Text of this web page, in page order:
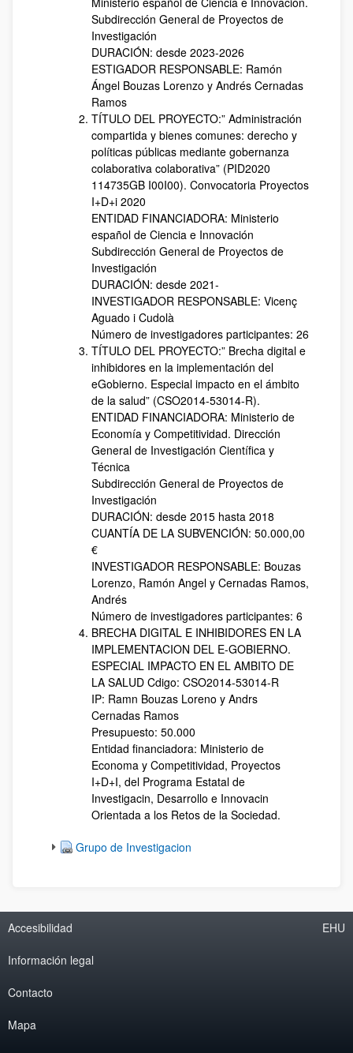
Subdirección General de Proyectos de
Investigación
DURACIÓN: desde 2023-2026
ESTIGADOR RESPONSABLE: Ramón
Ángel Bouzas Lorenzo y Andrés Cernadas
Ramos
TÍTULO DEL PROYECTO:” Administración
compartida y bienes comunes: derecho y
políticas públicas mediante gobernanza
colaborativa colaborativa” (PID2020
114735GB I00I00). Convocatoria Proyectos
I+D+i 2020
ENTIDAD FINANCIADORA: Ministerio
español de Ciencia e Innovación
Subdirección General de Proyectos de
Investigación
DURACIÓN: desde 2021-
INVESTIGADOR RESPONSABLE: Vicenç
Aguado i Cudolà
Número de investigadores participantes: 26
TÍTULO DEL PROYECTO:” Brecha digital e
inhibidores en la implementación del
eGobierno. Especial impacto en el ámbito
de la salud” (CSO2014-53014-R).
ENTIDAD FINANCIADORA: Ministerio de
Economía y Competitividad. Dirección
General de Investigación Científica y
Técnica
Subdirección General de Proyectos de
Investigación
DURACIÓN: desde 2015 hasta 2018
CUANTÍA DE LA SUBVENCIÓN: 50.000,00
€
INVESTIGADOR RESPONSABLE: Bouzas
Lorenzo, Ramón Angel y Cernadas Ramos,
Andrés
Número de investigadores participantes: 6
BRECHA DIGITAL E INHIBIDORES EN LA
IMPLEMENTACION DEL E-GOBIERNO.
ESPECIAL IMPACTO EN EL AMBITO DE
LA SALUD Cdigo: CSO2014-53014-R
IP: Ramn Bouzas Loreno y Andrs
Cernadas Ramos
Presupuesto: 50.000
Entidad financiadora: Ministerio de
Economa y Competitividad, Proyectos
I+D+I, del Programa Estatal de
Investigacin, Desarrollo e Innovacin
Orientada a los Retos de la Sociedad.
Grupo de Investigacion
Accesibilidad
Información legal
Contacto
Mapa
EHU